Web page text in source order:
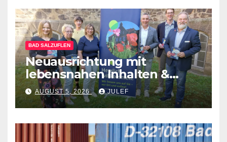
BAD SALZUFLEN
Neuausrichtung mit
lebensnahen Inhalten &
diversen Mitmachformaten –
vhs Bad Salzuflen stellt
neues Herbst-&
Winterprogramm vor
AUGUST 5, 2026 JULEF